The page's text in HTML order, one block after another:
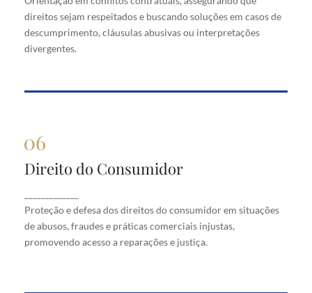
direitos sejam respeitados e buscando soluções em casos de
descumprimento, cláusulas abusivas ou interpretações
divergentes.
em casos de descumprimento, cláusulas abusivas
ou interpretações divergentes.
Direito do Consumidor
Proteção e defesa dos direitos do consumidor em situações
de abusos, fraudes e práticas comerciais injustas,
promovendo acesso a reparações e justiça.
Direito do Consumidor
situações de abusos, fraudes e práticas comerciais
injustas, promovendo acesso a reparações e justiça.